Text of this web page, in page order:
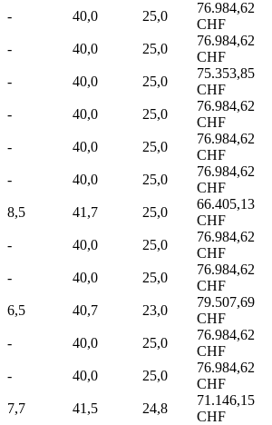
- 40,0 25,0
76.984,62
CHF
- 40,0 25,0
76.984,62
CHF
- 40,0 25,0
75.353,85
CHF
- 40,0 25,0
76.984,62
CHF
- 40,0 25,0
76.984,62
CHF
- 40,0 25,0
76.984,62
CHF
8,5 41,7 25,0
66.405,13
CHF
- 40,0 25,0
76.984,62
CHF
- 40,0 25,0
76.984,62
CHF
6,5 40,7 23,0
79.507,69
CHF
- 40,0 25,0
76.984,62
CHF
- 40,0 25,0
76.984,62
CHF
7,7 41,5 24,8
71.146,15
CHF